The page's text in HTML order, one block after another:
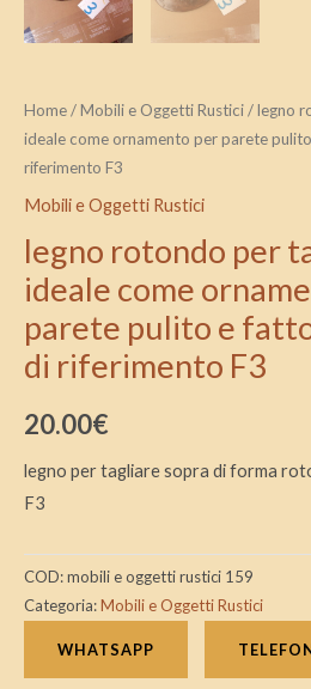
Home/Mobili e Oggetti Rustici/ legno
ideale come ornamento per parete
riferimento F3
Mobili e Oggetti Rustici
legno rotondo per
ideale come
parete pulito e
di riferimento F3
20.00€
legno per tagliare sopra di forma
F3
con
di
riferimento
F3
quantità
COD:mobili e oggetti rustici 159
Categoria:Mobili e Oggetti Rustici
WHATSAPP